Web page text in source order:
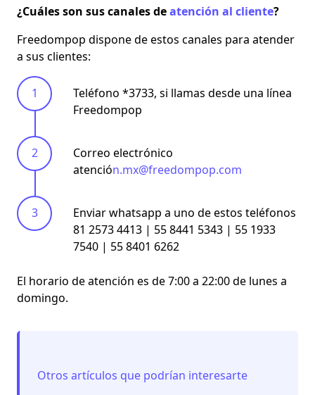
¿Cuáles son sus canales deatención al cliente?
Freedompop dispone de estos canales para atender
a sus clientes:
Teléfono *3733, si llamas desde una línea
Freedompop
Correo electrónico
atención.mx@freedompop.com
Enviar whatsapp a uno de estos teléfonos
81 2573 4413 | 55 8441 5343 | 55 1933
7540 | 55 8401 6262
El horario de atención es de7:00 a 22:00 de lunes a
domingo.
Otros artículos que podrían interesarte